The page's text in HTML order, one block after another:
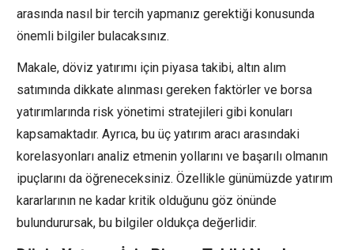
arasında nasıl bir tercih yapmanız gerektiği konusunda
önemli bilgiler bulacaksınız.
Makale, döviz yatırımı için piyasa takibi, altın alım
satımında dikkate alınması gereken faktörler ve borsa
yatırımlarında risk yönetimi stratejileri gibi konuları
kapsamaktadır. Ayrıca, bu üç yatırım aracı arasındaki
korelasyonları analiz etmenin yollarını ve başarılı olmanın
ipuçlarını da öğreneceksiniz. Özellikle günümüzde yatırım
kararlarının ne kadar kritik olduğunu göz önünde
bulundurursak, bu bilgiler oldukça değerlidir.